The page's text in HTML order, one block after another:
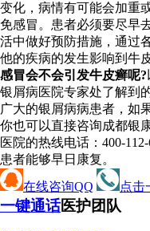
变化，病情有可能会加重
免感冒。患者必须要尽早
活中做好预防措施，通过
他的疾病的发生影响到牛
感冒会不会引发牛皮癣呢?
银屑病医院专家处了解到
广大的银屑病病患者，如
你也可以直接咨询成都银
医院的热线电话：400-
患者能够早日康复。
在线咨询QQ
点击
一键通话医护团队